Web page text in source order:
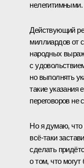
нелегитимными.
Действующий
миллиардов от
народных
с
но выполнять
такие указания
переговоров не
Но я думаю, что
всё-таки
сделать
о том, что